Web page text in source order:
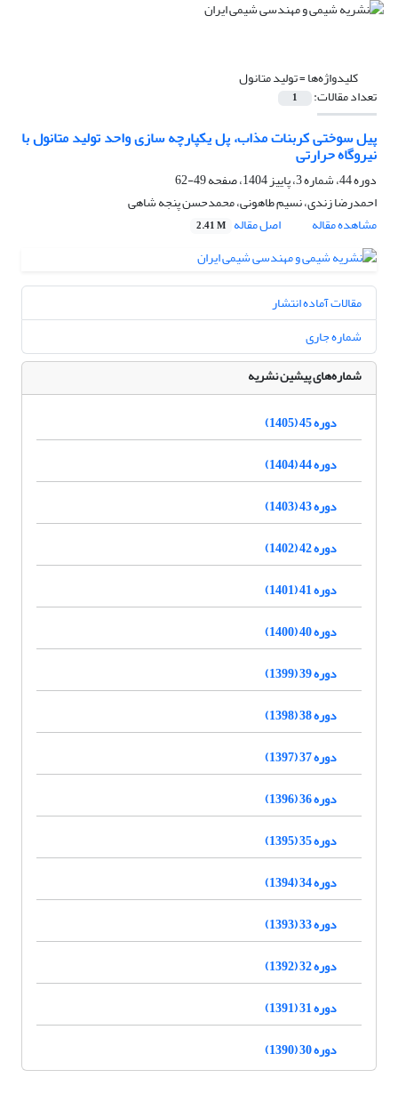
کلیدواژه‌ها =تولید متانول
تعداد مقالات: 1
پیل سوختی کربنات مذاب، پل یکپارچه ‏سازی واحد تولید متانول با
نیروگاه حرارتی
دوره 44، شماره 3، پاییز 1404، صفحه
49-62
احمدرضا زندی، نسیم طاهونی، محمدحسن پنجه شاهی
مشاهده مقاله
اصل مقاله 2.41 M
مقالات آماده انتشار
شماره جاری
شماره‌های پیشین نشریه
دوره 45 (1405)
دوره 44 (1404)
دوره 43 (1403)
دوره 42 (1402)
دوره 41 (1401)
دوره 40 (1400)
دوره 39 (1399)
دوره 38 (1398)
دوره 37 (1397)
دوره 36 (1396)
دوره 35 (1395)
دوره 34 (1394)
دوره 33 (1393)
دوره 32 (1392)
دوره 31 (1391)
دوره 30 (1390)